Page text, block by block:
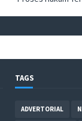
TAGS
ADVERTORIAL